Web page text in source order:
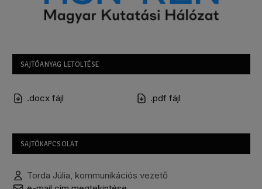
SAJTÓANYAG LETÖLTÉSE
.docx fájl .pdf fájl
SAJTÓKAPCSOLAT
Torda Júlia, kommunikációs vezető